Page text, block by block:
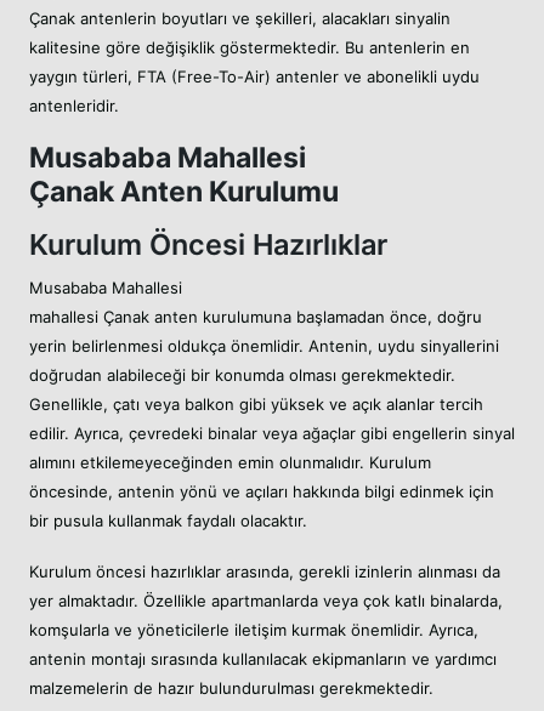
Çanak antenlerin boyutları ve şekilleri, alacakları sinyalin
kalitesine göre değişiklik göstermektedir. Bu antenlerin en
yaygın türleri, FTA (Free-To-Air) antenler ve abonelikli uydu
antenleridir.
Musababa Mahallesi
Çanak Anten Kurulumu
Kurulum Öncesi Hazırlıklar
Musababa Mahallesi
mahallesi Çanak anten kurulumuna başlamadan önce, doğru
yerin belirlenmesi oldukça önemlidir. Antenin, uydu sinyallerini
doğrudan alabileceği bir konumda olması gerekmektedir.
Genellikle, çatı veya balkon gibi yüksek ve açık alanlar tercih
edilir. Ayrıca, çevredeki binalar veya ağaçlar gibi engellerin sinyal
alımını etkilemeyeceğinden emin olunmalıdır. Kurulum
öncesinde, antenin yönü ve açıları hakkında bilgi edinmek için
bir pusula kullanmak faydalı olacaktır.
Kurulum öncesi hazırlıklar arasında, gerekli izinlerin alınması da
yer almaktadır. Özellikle apartmanlarda veya çok katlı binalarda,
komşularla ve yöneticilerle iletişim kurmak önemlidir. Ayrıca,
antenin montajı sırasında kullanılacak ekipmanların ve yardımcı
malzemelerin de hazır bulundurulması gerekmektedir.